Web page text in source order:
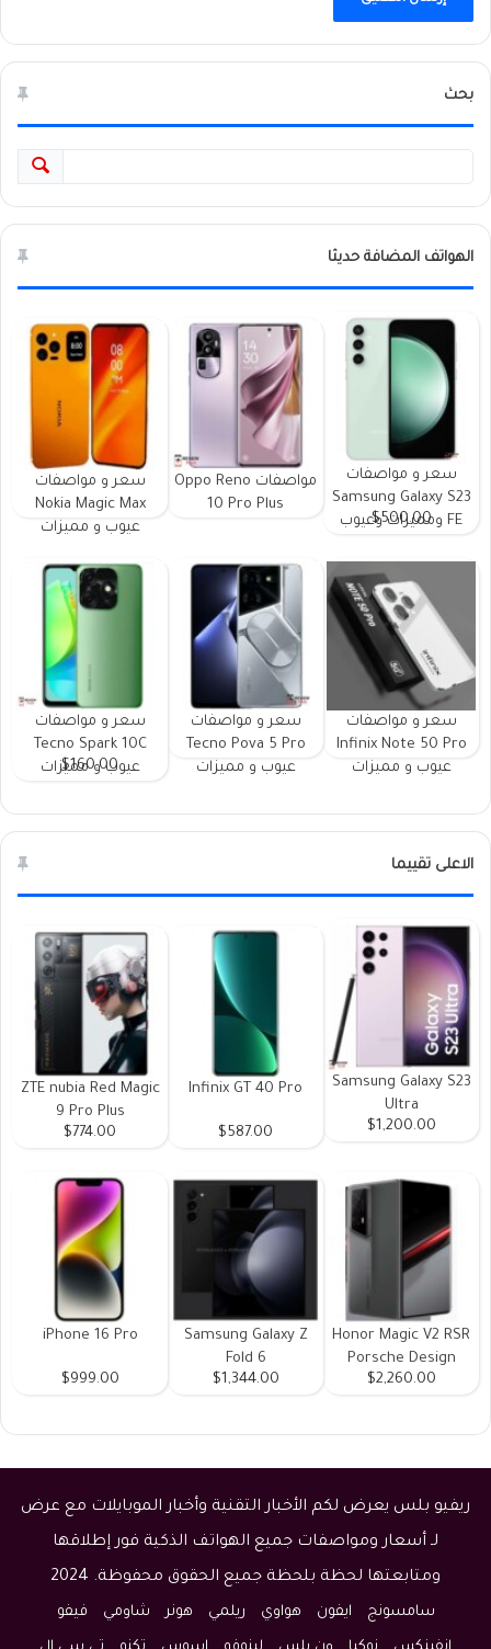
بحث
الهواتف المضافة حديثا
سعر و مواصفات
Samsung Galaxy S23
FE ومميزات وعيوب
$500.00
مواصفات Oppo Reno
10 Pro Plus
سعر و مواصفات
Nokia Magic Max
عيوب و مميزات
سعر و مواصفات
Infinix Note 50 Pro
عيوب و مميزات
سعر و مواصفات
Tecno Pova 5 Pro
عيوب و مميزات
سعر و مواصفات
Tecno Spark 10C
عيوب و مميزات
$160.00
الاعلى تقييما
Samsung Galaxy S23
Ultra
$1,200.00
Infinix GT 40 Pro
$587.00
ZTE nubia Red Magic
9 Pro Plus
$774.00
Honor Magic V2 RSR
Porsche Design
$2,260.00
Samsung Galaxy Z
Fold 6
$1,344.00
iPhone 16 Pro
$999.00
ريفيو بلس يعرض لكم الأخبار التقنية وأخبار الموبايلات مع عرض
لـ أسعار ومواصفات جميع الهواتف الذكية فور إطلاقها
ومتابعتها لحظة بلحظة جميع الحقوق محفوظة. 2024
سامسونج ايفون هواوي ريلمي هونر شاومي فيفو